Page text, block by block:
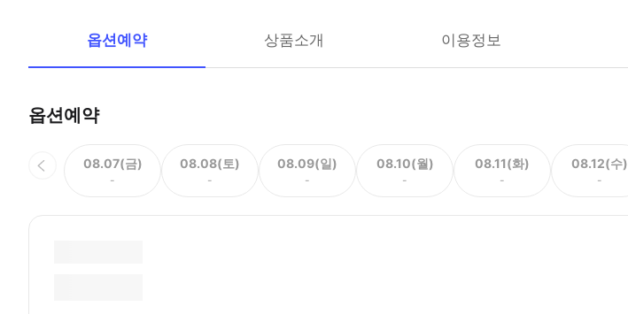
옵션예약 상품소개 이용정보
옵션예약
08.07(금)
-
08.08(토)
-
08.09(일)
-
08.10(월)
-
08.11(화)
-
08.12(수)
-